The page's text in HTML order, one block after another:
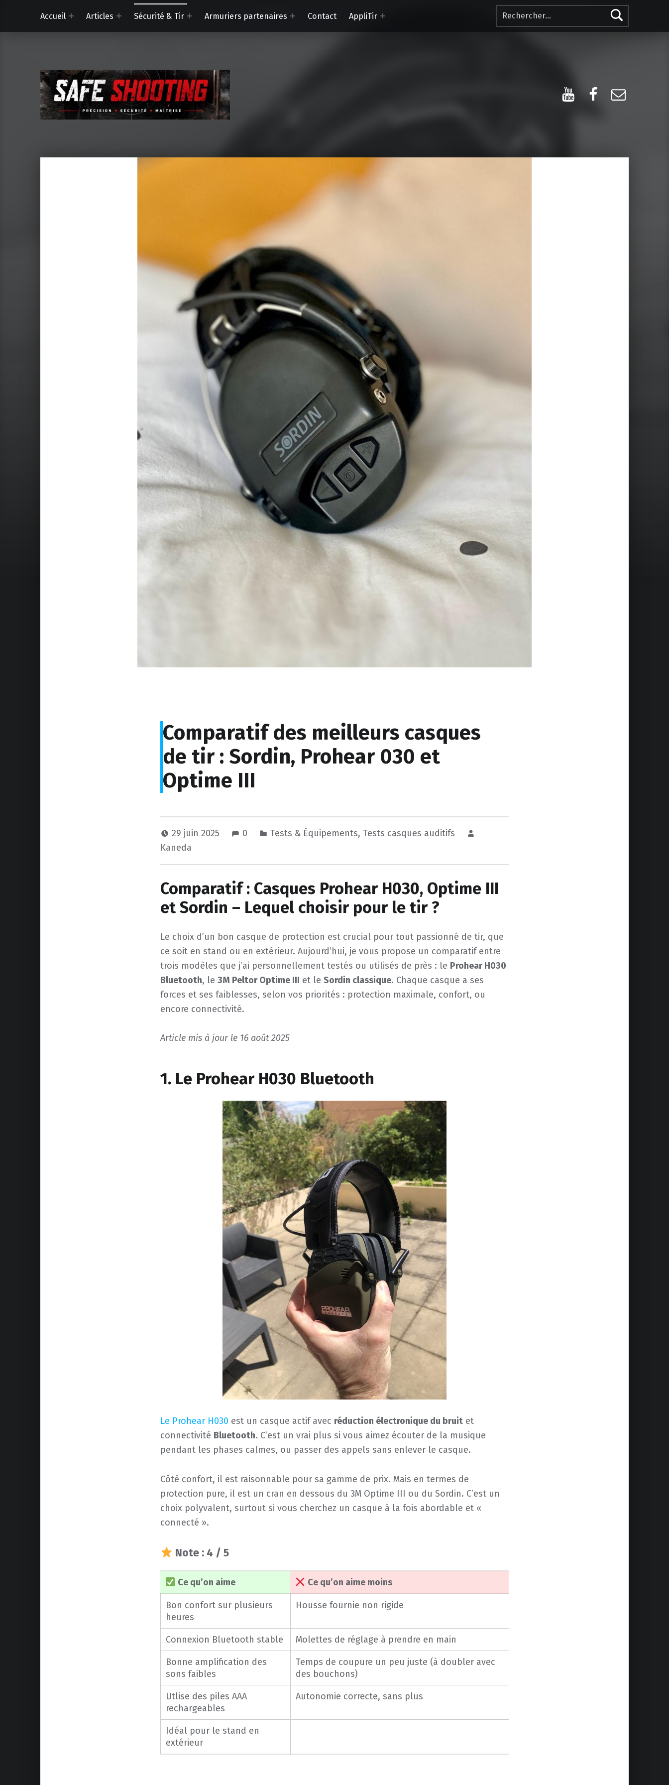
Rechercher :
Accueil
Articles Sécurité & Tir Armuriers partenaires Contact AppliTir
YouTubeFacebook
Comparatif des meilleurs casques
de tir : Sordin, Prohear 030 et
Optime III
29 juin 2025 0 Tests & Équipements, Tests casques auditifs
Kaneda
Comparatif : Casques Prohear H030, Optime III
et Sordin – Lequel choisir pour le tir ?
Le choix d’un bon casque de protection est crucial pour tout passionné de tir, que
ce soit en stand ou en extérieur. Aujourd’hui, je vous propose un comparatif entre
trois modèles que j’ai personnellement testés ou utilisés de près : le Prohear H030
Bluetooth, le 3M Peltor Optime III et le Sordin classique. Chaque casque a ses
forces et ses faiblesses, selon vos priorités : protection maximale, confort, ou
encore connectivité.
Article mis à jour le 16 août 2025
1. Le Prohear H030 Bluetooth
Le Prohear H030 est un casque actif avec réduction électronique du bruit et
connectivité Bluetooth. C’est un vrai plus si vous aimez écouter de la musique
pendant les phases calmes, ou passer des appels sans enlever le casque.
Côté confort, il est raisonnable pour sa gamme de prix. Mais en termes de
protection pure, il est un cran en dessous du 3M Optime III ou du Sordin. C’est un
choix polyvalent, surtout si vous cherchez un casque à la fois abordable et «
connecté ».
Note : 4 / 5
Ce qu’on aime Ce qu’on aime moins
Bon confort sur plusieurs
heures
Housse fournie non rigide
Connexion Bluetooth stable Molettes de réglage à prendre en main
Bonne amplification des
sons faibles
Temps de coupure un peu juste (à doubler avec
des bouchons)
Utlise des piles AAA
rechargeables
Autonomie correcte, sans plus
Idéal pour le stand en
extérieur